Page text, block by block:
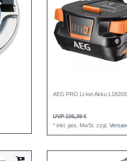
AEG PRO Li-Ion Akku
UVP 105,39 €
*inkl. ges. MwSt. zzgl.